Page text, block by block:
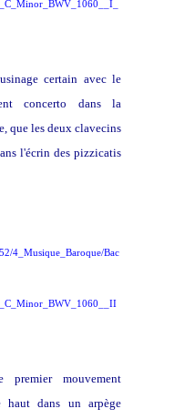
certain avec le
concerto dans la
que les deux clavecins
l'écrin des pizzicatis
4_Musique_Baroque/Bac
mouvement
haut dans un arpège